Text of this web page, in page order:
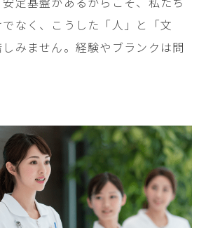
なく、こうした「人」と「文
みません。経験やブランクは問